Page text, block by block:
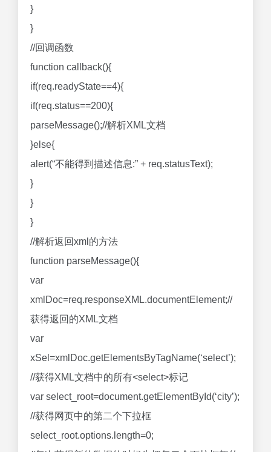
}
}
//回调函数
function callback(){
if(req.readyState==4){
if(req.status==200){
parseMessage();//解析XML文档
}else{
alert(“不能得到描述信息:” + req.statusText);
}
}
}
//解析返回xml的方法
function parseMessage(){
var
xmlDoc=req.responseXML.documentElement;//
获得返回的XML文档
var
xSel=xmlDoc.getElementsByTagName(‘select’);
//获得XML文档中的所有<select>标记
var select_root=document.getElementById(‘city’);
//获得网页中的第二个下拉框
select_root.options.length=0;